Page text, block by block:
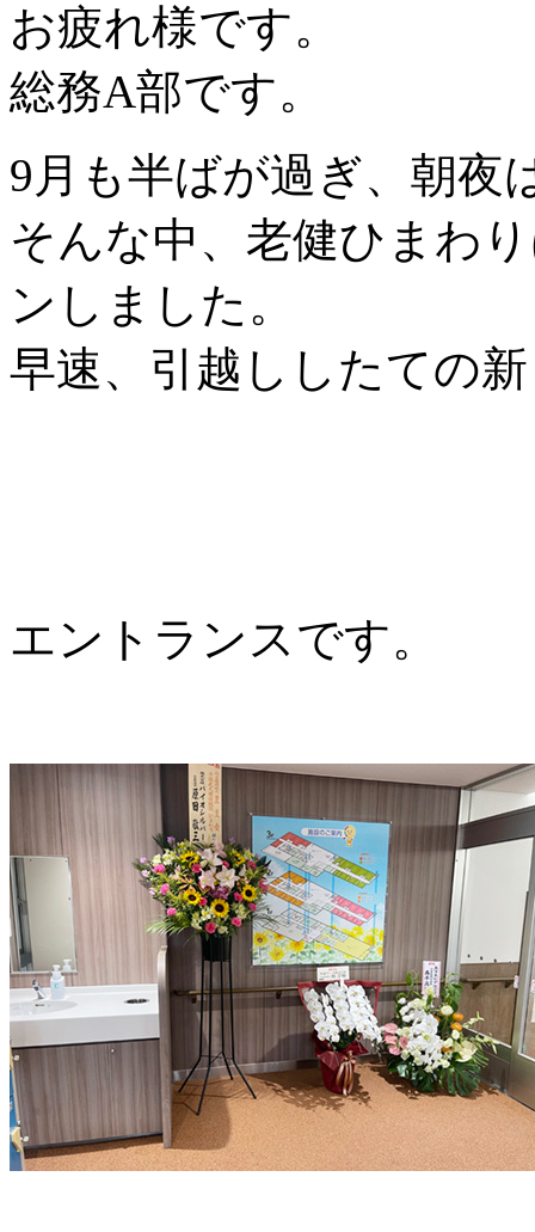
お疲れ様です。
総務A部です。
9月も半ばが過ぎ、朝夜
そんな中、老健ひまわ
ンしました。
早速、引越ししたての
エントランスです。